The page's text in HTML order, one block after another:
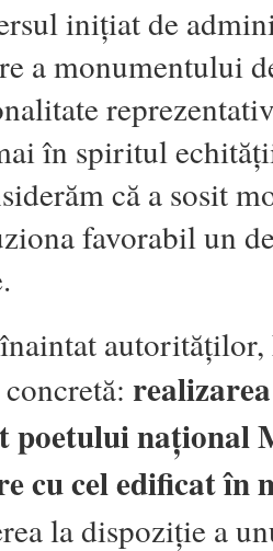
inițiat de
a monumentului
în spiritul
că a sosit
favorabil un
poetului național
cu cel edificat în
la dispoziție a